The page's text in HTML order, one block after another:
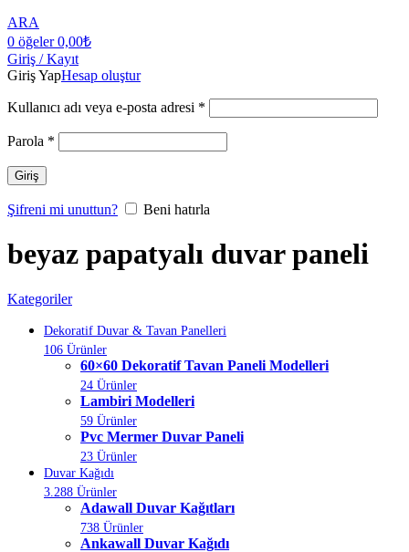
ARA
0 öğeler 0,00₺
Giriş / Kayıt
Giriş YapHesap oluştur
Kullanıcı adı veya e-posta adresi *
Parola *
Giriş
Şifreni mi unuttun? Beni hatırla
beyaz papatyalı duvar paneli
Kategoriler
Dekoratif Duvar & Tavan Panelleri
106 Ürünler
60×60 Dekoratif Tavan Paneli Modelleri
24 Ürünler
Lambiri Modelleri
59 Ürünler
Pvc Mermer Duvar Paneli
23 Ürünler
Duvar Kağıdı
3.288 Ürünler
Adawall Duvar Kağıtları
738 Ürünler
Ankawall Duvar Kağıdı